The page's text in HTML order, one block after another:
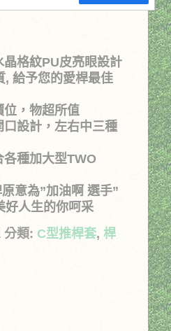
。
前
格：
NT$266。
格紋PU皮亮眼設計
, 給予您的愛桿最佳
位，物超所值
設計，左右中三種
種加大型TWO
意為”加油啊 選手”
好人生的你呵采
分類: C型推桿套, 桿